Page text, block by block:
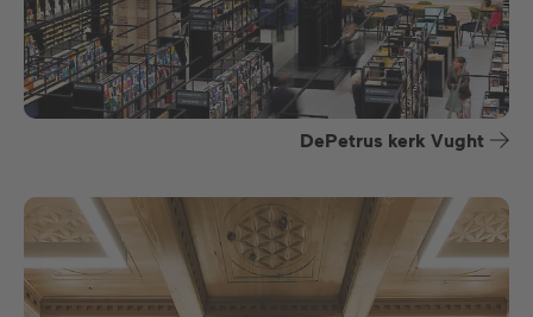
DePetrus kerk Vught